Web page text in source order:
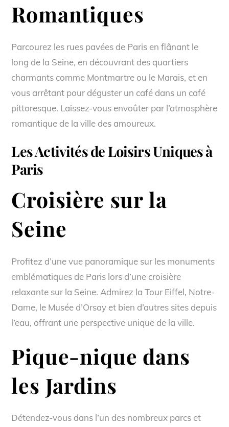
Romantiques
Parcourez les rues pavées de Paris en flânant le
long de la Seine, en découvrant des quartiers
charmants comme Montmartre ou le Marais, et en
vous arrêtant pour déguster un café dans un café
pittoresque. Laissez-vous envoûter par l’atmosphère
romantique de la ville des amoureux.
Les Activités de Loisirs Uniques à
Paris
Croisière sur la
Seine
Profitez d’une vue panoramique sur les monuments
emblématiques de Paris lors d’une croisière
relaxante sur la Seine. Admirez la Tour Eiffel, Notre-
Dame, le Musée d’Orsay et bien d’autres sites depuis
l’eau, offrant une perspective unique de la ville.
Pique-nique dans
les Jardins
Détendez-vous dans l’un des nombreux parcs et